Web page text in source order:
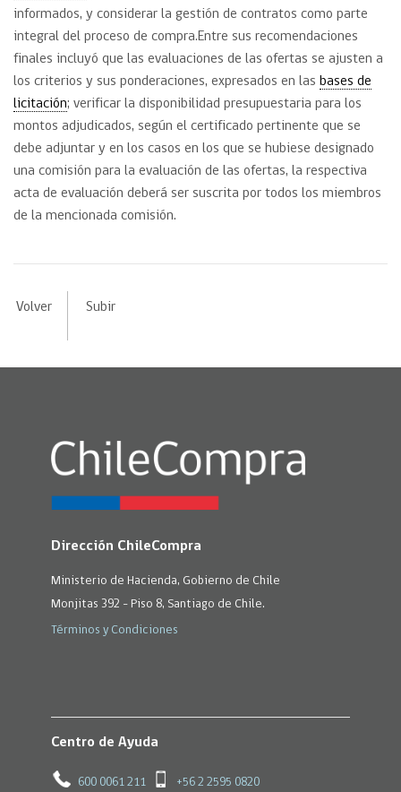
informados, y considerar la gestión de contratos como parte
integral del proceso de compra.Entre sus recomendaciones
finales incluyó que las evaluaciones de las ofertas se ajusten a
los criterios y sus ponderaciones, expresados en las bases de
licitación; verificar la disponibilidad presupuestaria para los
montos adjudicados, según el certificado pertinente que se
debe adjuntar y en los casos en los que se hubiese designado
una comisión para la evaluación de las ofertas, la respectiva
acta de evaluación deberá ser suscrita por todos los miembros
de la mencionada comisión.
Volver Subir
Dirección ChileCompra
Ministerio de Hacienda, Gobierno de Chile
Monjitas 392 - Piso 8, Santiago de Chile.
Términos y Condiciones
Centro de Ayuda
600 0061 211 +56 2 2595 0820